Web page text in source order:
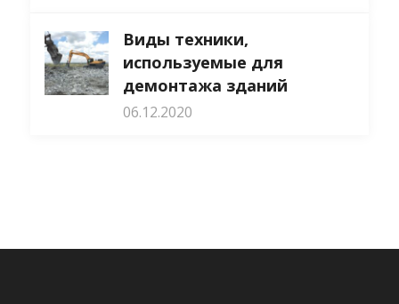
Виды техники,
используемые для
демонтажа зданий
06.12.2020